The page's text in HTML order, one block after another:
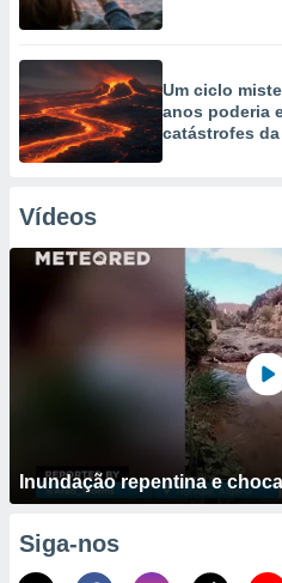
Um ciclo
anos poderia
catástrofes da
Vídeos
Inundação repentina e
Siga-nos